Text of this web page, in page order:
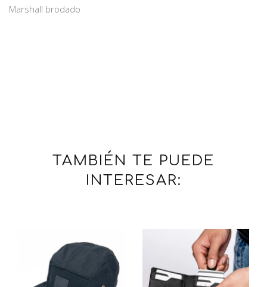
Marshall brodado
TAMBIÉN TE PUEDE
INTERESAR: